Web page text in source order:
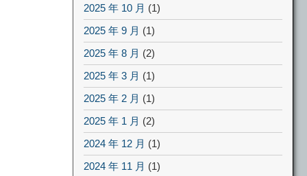
2025 年 10 月 (1)
2025 年 9 月 (1)
2025 年 8 月 (2)
2025 年 3 月 (1)
2025 年 2 月 (1)
2025 年 1 月 (2)
2024 年 12 月 (1)
2024 年 11 月 (1)